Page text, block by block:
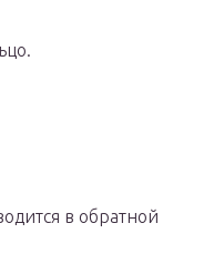
в обратной